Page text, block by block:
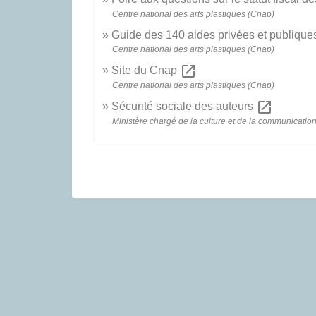
Centre national des arts plastiques (Cnap)
Guide des 140 aides privées et
Centre national des arts plastiques (Cnap)
Site du Cnap open_in_new
Centre national des arts plastiques (Cnap)
Sécurité sociale des auteurs open_in_new
Ministère chargé de la culture et de la communication